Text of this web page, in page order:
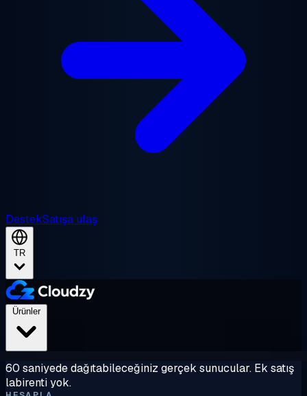
DestekSatışa ulaş
TR
Ürünler
60 saniyede dağıtabileceğiniz gerçek sunucular. Ek satış
labirenti yok.